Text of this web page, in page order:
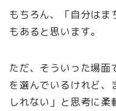
もちろん、「自分はま
もあると思います。
ただ、そういった場面
を選んでいるけれど、
しれない」と思考に